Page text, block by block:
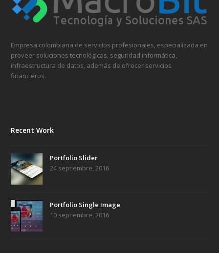
Empresa colombiana de servicios profesionales, especializada en
proveer soluciones tecnológicas, seguridad informática,
infraestructura de datos, además de ofrecer servicios
financieros.
Recent Work
Portfolio Slider
24 septiembre, 2016
Portfolio Single Image
10 septiembre, 2016